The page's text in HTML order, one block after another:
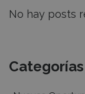
No hay posts
Recursos